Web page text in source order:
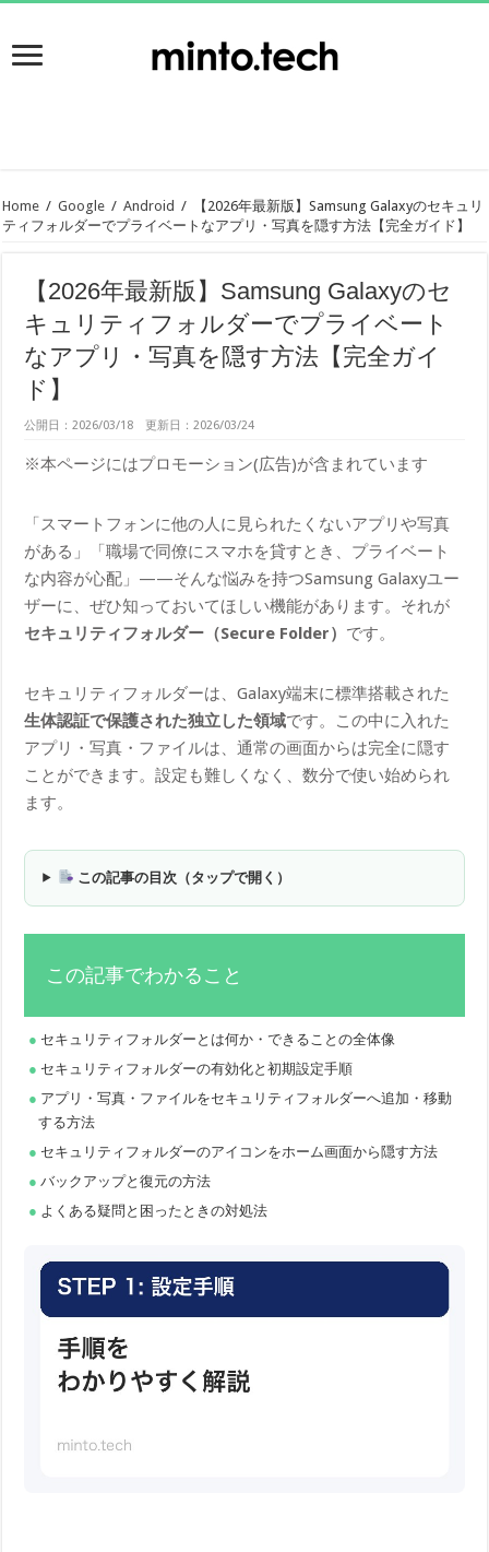
Home / Google / Android /
【2026年最新版】Samsung Galaxyのセキュリ
ティフォルダーでプライベートなアプリ・写真を隠す方法【完全ガイド】
【2026年最新版】Samsung Galaxyのセ
キュリティフォルダーでプライベート
なアプリ・写真を隠す方法【完全ガイ
ド】
公開日：2026/03/18 更新日：2026/03/24
※本ページにはプロモーション(広告)が含まれています
「スマートフォンに他の人に見られたくないアプリや写真
がある」「職場で同僚にスマホを貸すとき、プライベート
な内容が心配」——そんな悩みを持つSamsung Galaxyユー
ザーに、ぜひ知っておいてほしい機能があります。それが
セキュリティフォルダー（Secure Folder） です。
セキュリティフォルダーは、Galaxy端末に標準搭載された
生体認証で保護された独立した領域です。この中に入れた
アプリ・写真・ファイルは、通常の画面からは完全に隠す
ことができます。設定も難しくなく、数分で使い始められ
ます。
この記事の目次（タップで開く）
この記事でわかること
セキュリティフォルダーとは何か・できることの全体像
セキュリティフォルダーの有効化と初期設定手順
アプリ・写真・ファイルをセキュリティフォルダーへ追加・移動
する方法
セキュリティフォルダーのアイコンをホーム画面から隠す方法
バックアップと復元の方法
よくある疑問と困ったときの対処法